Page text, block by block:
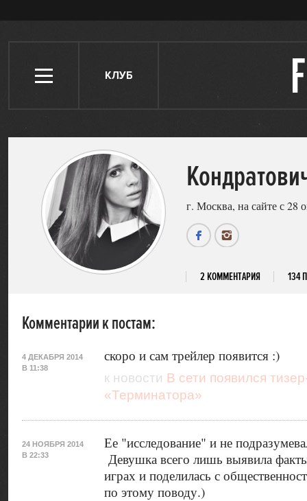
КЛУБ
г. Москва, на сайте с 28
2 КОММЕНТАРИЯ 134
Комментарии к постам:
скоро и сам трейлер появится :)
4 ДЕКАБРЯ 2014
В 11:38
к новости В сети появился
«Терминатора»
Ее "исследование" и не
Девушка всего лишь выявила
играх и поделилась с
по этому поводу.)
24 НОЯБРЯ 2014
В 22:33